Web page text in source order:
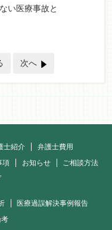
い医療事故と
次へ
士紹介
弁護士費用
項 お知らせ
ご相談方法
医療過誤解決事例報告
考